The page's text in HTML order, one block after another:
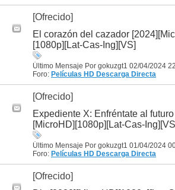
[Ofrecido]
El corazón del cazador
[1080p][Lat-Cas-Ing][VS]
Último Mensaje Por gokuzgt1 02/04/2024
Foro: Películas HD Descarga Directa
[Ofrecido]
Expediente X: Enfréntate al futuro
[MicroHD][1080p][Lat-Cas-
Último Mensaje Por gokuzgt1 01/04/2024
Foro: Películas HD Descarga Directa
[Ofrecido]